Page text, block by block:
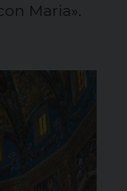
Maria».